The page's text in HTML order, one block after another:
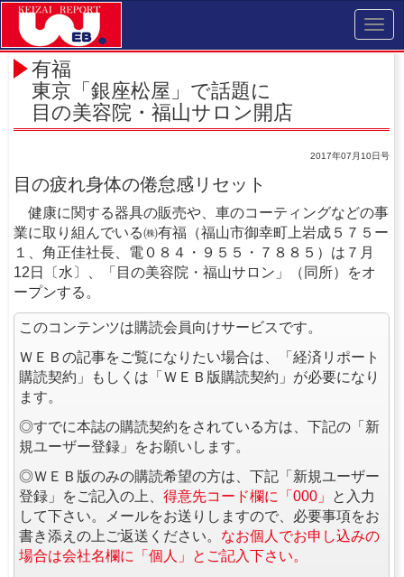
有福
東京「銀座松屋」で話題に
目の美容院・福山サロン開店
2017年07月10日号
目の疲れ身体の倦怠感リセット
健康に関する器具の販売や、車のコーティングなどの事
業に取り組んでいる㈱有福（福山市御幸町上岩成５７５ー
１、角正佳社長、電０８４・９５５・７８８５）は７月
12日〔水〕、「目の美容院・福山サロン」（同所）をオ
ープンする。
このコンテンツは購読会員向けサービスです。
ＷＥＢの記事をご覧になりたい場合は、「経済リポート
購読契約」もしくは「ＷＥＢ版購読契約」が必要になり
ます。
◎すでに本誌の購読契約をされている方は、下記の「新
規ユーザー登録」をお願いします。
◎ＷＥＢ版のみの購読希望の方は、下記「新規ユーザー
登録」をご記入の上、 得意先コード欄に「000」
と入力
して下さい。メールをお送りしますので、必要事項をお
書き添えの上ご返送ください。 なお個人でお申し込みの
場合は会社名欄に「個人」とご記入下さい。